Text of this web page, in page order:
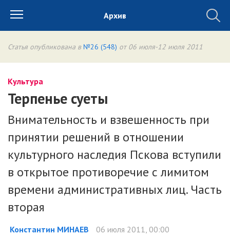
Архив
Статья опубликована в №26 (548) от 06 июля-12 июля 2011
Культура
Терпенье суеты
Внимательность и взвешенность при
принятии решений в отношении
культурного наследия Пскова вступили
в открытое противоречие с лимитом
времени административных лиц. Часть
вторая
Константин МИНАЕВ 06 июля 2011, 00:00